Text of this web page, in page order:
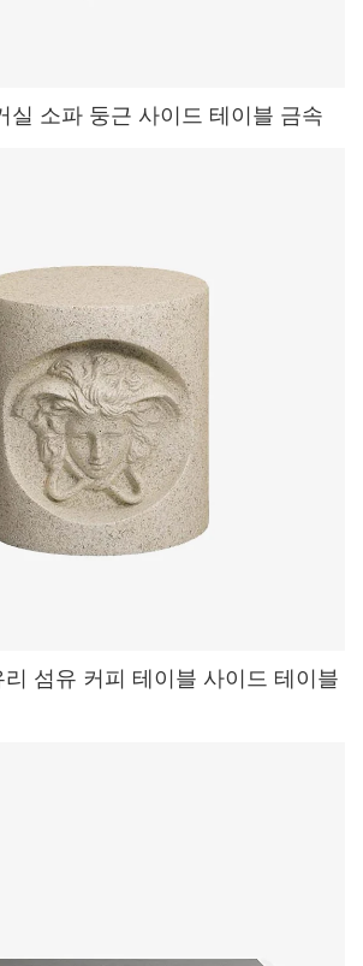
실 소파 둥근 사이드 테이블 금속
섬유 커피 테이블 사이드 테이블